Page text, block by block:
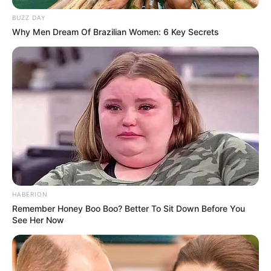
(foto: facebook/jean gritsfeldt)
8. Tidak hanya dari Los Angeles, Getty Museum
menerima foto kreatif dari berbagai orang di dunia
seperti Asia, Eropa, Australia, Inggris, Canada
BUZZ DAY
Why Men Dream Of Brazilian Women: 6 Key Secrets
HABERION
Remember Honey Boo Boo? Better To Sit Down Before You
See Her Now